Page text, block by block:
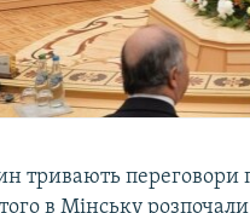
тривають переговори
в Мінську